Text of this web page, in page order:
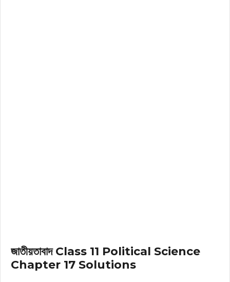
জাতীয়তাবাদ Class 11 Political Science
Chapter 17 Solutions